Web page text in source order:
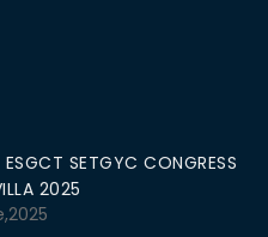
SETGYC CONGRESS
2025